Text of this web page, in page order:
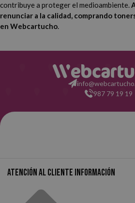
contribuye a proteger el medioambiente.
renunciar a la calidad, comprando
en Webcartucho.
987 79 19 19
Atención al cliente Información